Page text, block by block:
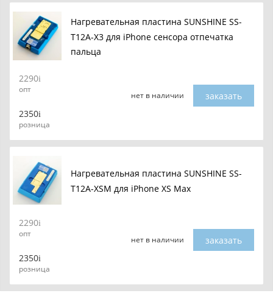
Нагревательная пластина SUNSHINE SS-
T12A-X3 для iPhone сенсора отпечатка
пальца
2290
опт
2350
розница
нет в наличии заказать
Нагревательная пластина SUNSHINE SS-
T12A-XSM для iPhone XS Max
2290
опт
2350
розница
нет в наличии заказать